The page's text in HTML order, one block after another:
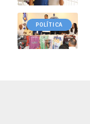
POLÍTICA